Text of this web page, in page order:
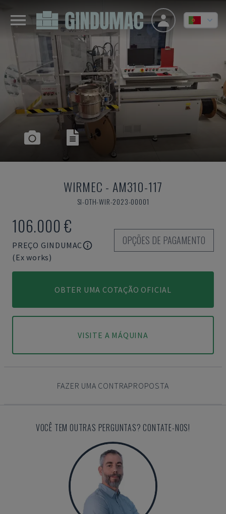
WIRMEC - AM310-117
SI-OTH-WIR-2023-00001
106.000 €
PREÇO GINDUMAC
(Ex works)
OPÇÕES DE PAGAMENTO
OBTER UMA COTAÇÃO OFICIAL
VISITE A MÁQUINA
FAZER UMA CONTRAPROPOSTA
VOCÊ TEM OUTRAS PERGUNTAS? CONTATE-NOS!